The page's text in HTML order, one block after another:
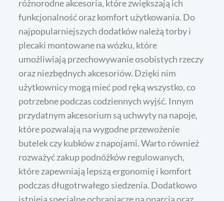
różnorodne akcesoria, które zwiększają ich
funkcjonalność oraz komfort użytkowania. Do
najpopularniejszych dodatków należą torby i
plecaki montowane na wózku, które
umożliwiają przechowywanie osobistych rzeczy
oraz niezbędnych akcesoriów. Dzięki nim
użytkownicy mogą mieć pod ręką wszystko, co
potrzebne podczas codziennych wyjść. Innym
przydatnym akcesorium są uchwyty na napoje,
które pozwalają na wygodne przewożenie
butelek czy kubków z napojami. Warto również
rozważyć zakup podnóżków regulowanych,
które zapewniają lepszą ergonomię i komfort
podczas długotrwałego siedzenia. Dodatkowo